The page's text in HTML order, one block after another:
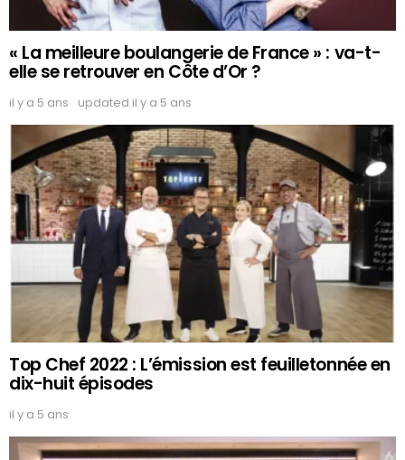
« La meilleure boulangerie de France » : va-t-
elle se retrouver en Côte d’Or ?
il y a 5 ans updated il y a 5 ans
Top Chef 2022 : L’émission est feuilletonnée en
dix-huit épisodes
il y a 5 ans